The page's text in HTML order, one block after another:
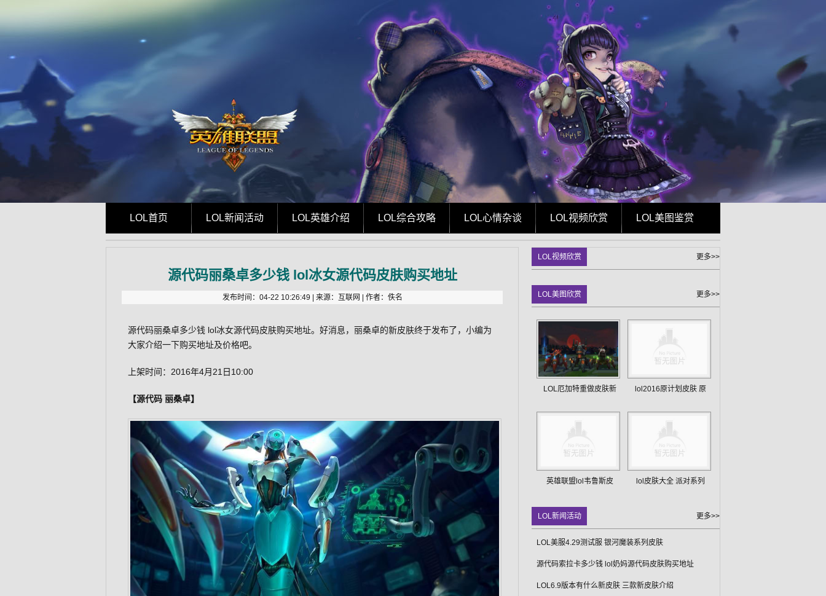
LOL首页 LOL新闻活动 LOL英雄介绍 LOL综合攻略 LOL心情杂谈 LOL视频欣赏 LOL美图鉴赏
源代码丽桑卓多少钱 lol冰女源代码皮肤购买地址
发布时间：04-22 10:26:49 | 来源：互联网 | 作者：佚名
源代码丽桑卓多少钱 lol冰女源代码皮肤购买地址。好消息，丽桑卓的新皮肤终于发布了，小编为
大家介绍一下购买地址及价格吧。
上架时间：2016年4月21日10:00
【源代码 丽桑卓】
LOL视频欣赏 更多>>
LOL美图欣赏 更多>>
LOL厄加特重做皮肤新 lol2016原计划皮肤 原
英雄联盟lol韦鲁斯皮 lol皮肤大全 派对系列
LOL新闻活动 更多>>
LOL美服4.29测试服 银河魔装系列皮肤
源代码索拉卡多少钱 lol奶妈源代码皮肤购买地址
LOL6.9版本有什么新皮肤 三款新皮肤介绍